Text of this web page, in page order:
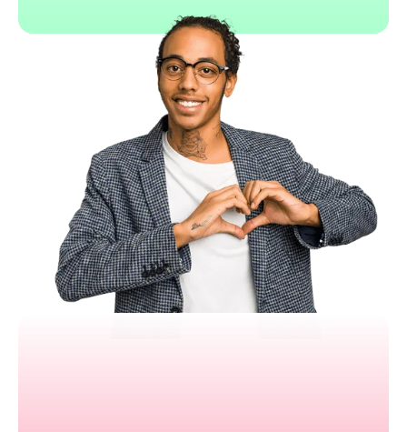
Interface pipeline très intuitive
Automatisations basées sur actions
Visibilité claire sur les ventes
Mobile app très performante
Rapports personnalisables rapidement